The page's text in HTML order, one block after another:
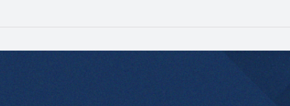
Precio del diésel comprime el margen de las gasolineras: se espera